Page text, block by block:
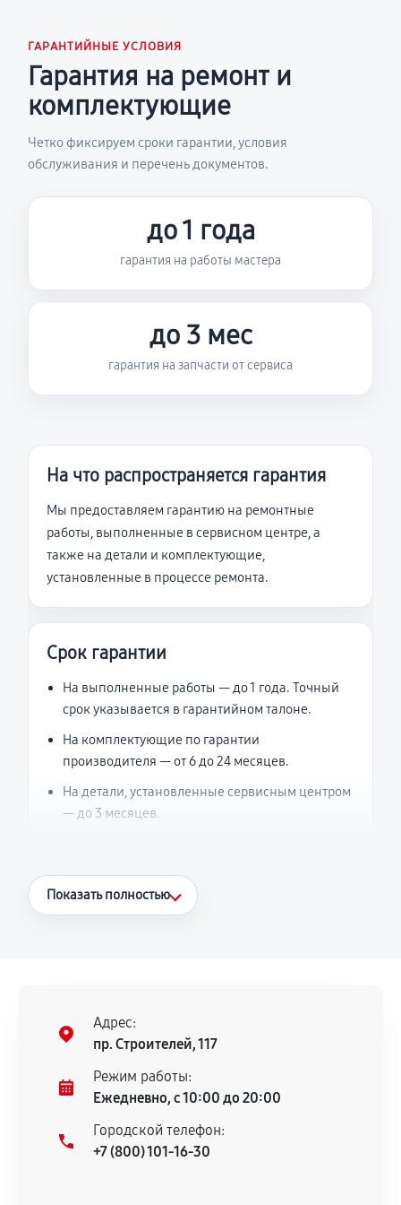
ГАРАНТИЙНЫЕ УСЛОВИЯ
Гарантия на ремонт и
комплектующие
Четко фиксируем сроки гарантии, условия
обслуживания и перечень документов.
до 1 года
гарантия на работы мастера
до 3 мес
гарантия на запчасти от сервиса
На что распространяется гарантия
Мы предоставляем гарантию на ремонтные
работы, выполненные в сервисном центре, а
также на детали и комплектующие,
установленные в процессе ремонта.
Срок гарантии
На выполненные работы — до 1 года. Точный
срок указывается в гарантийном талоне.
На комплектующие по гарантии
производителя — от 6 до 24 месяцев.
На детали, установленные сервисным центром
— до 3 месяцев.
Что считается гарантийным случаем
нормальной эксплуатации в течение
гарантийного срока.
Несоответствие комплектующей заявленным
техническим характеристикам.
Документы для подтверждения
Показать полностью
Адрес:
пр. Строителей, 117
Режим работы:
Ежедневно, с 10:00 до 20:00
Городской телефон:
+7 (800) 101-16-30